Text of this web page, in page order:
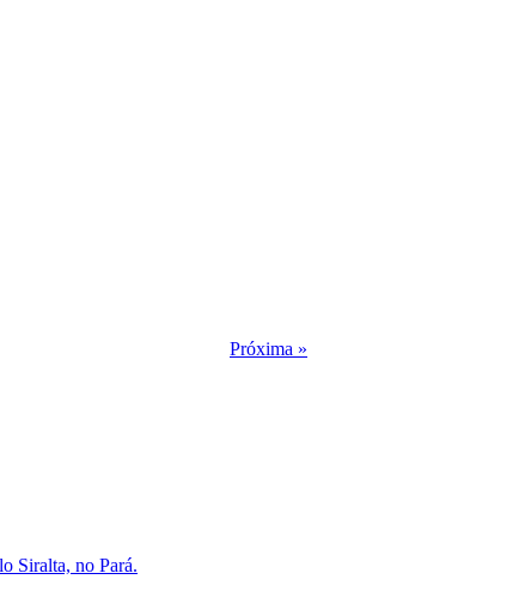
Próxima »
Siralta, no Pará.